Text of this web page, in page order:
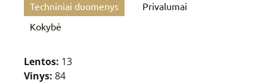
Techniniai duomenys
Privalumai
Kokybė
Lentos: 13
Vinys: 84